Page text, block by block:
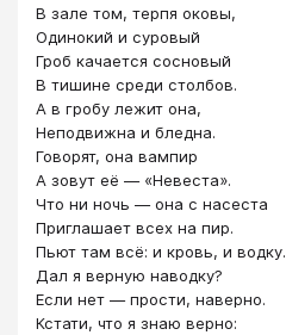
В зале том, терпя оковы,
Одинокий и суровый
Гроб качается сосновый
В тишине среди столбов.
А в гробу лежит она,
Неподвижна и бледна.
Говорят, она вампир
А зовут её — «Невеста».
Что ни ночь — она с насеста
Приглашает всех на пир.
Пьют там всё: и кровь, и водку.
Дал я верную наводку?
Если нет — прости, наверно.
Кстати, что я знаю верно: